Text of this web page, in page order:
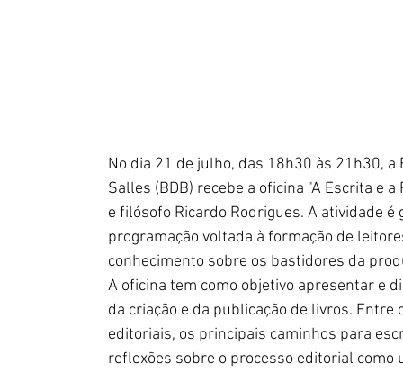
No dia 21 de julho, das 18h30 às 21h30,
Salles (BDB) recebe a oficina "A Escrita e
e filósofo Ricardo Rodrigues. A atividade
programação voltada à formação de
conhecimento sobre os bastidores da
A oficina tem como objetivo apresentar e
da criação e da publicação de livros.
editoriais, os principais caminhos para
reflexões sobre o processo editorial como